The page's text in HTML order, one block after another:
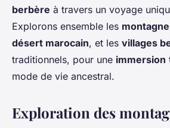
berbère à travers un voyage
Explorons ensemble les
désert marocain, et les villages
traditionnels, pour une immersion
mode de vie ancestral.
Exploration des